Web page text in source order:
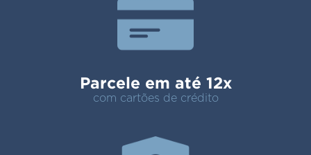
Parcele em até 12x
com cartões de crédito